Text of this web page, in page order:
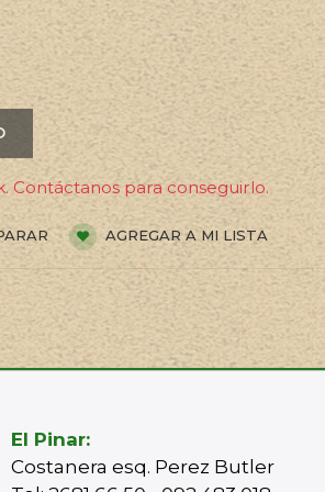
Contáctanos para conseguirlo.
AGREGAR A MI LISTA
El Pinar:
Costanera esq. Perez Butler